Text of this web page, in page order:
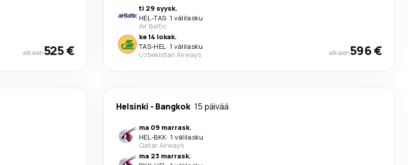
alkaen525 €
ti 29 syysk.
HEL-TAS· 1 välilasku
Air Baltic
ke 14 lokak.
TAS-HEL· 1 välilasku
Uzbekistan Airways
alkaen596 €
Helsinki - Bangkok 15 päivää
ma 09 marrask.
HEL-BKK· 1 välilasku
Qatar Airways
ma 23 marrask.